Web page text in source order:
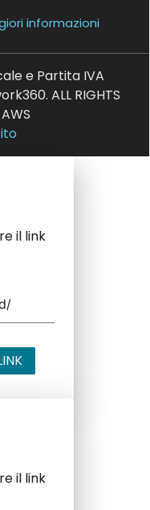
informazioni
e Partita IVA
ALL RIGHTS
il link
il link